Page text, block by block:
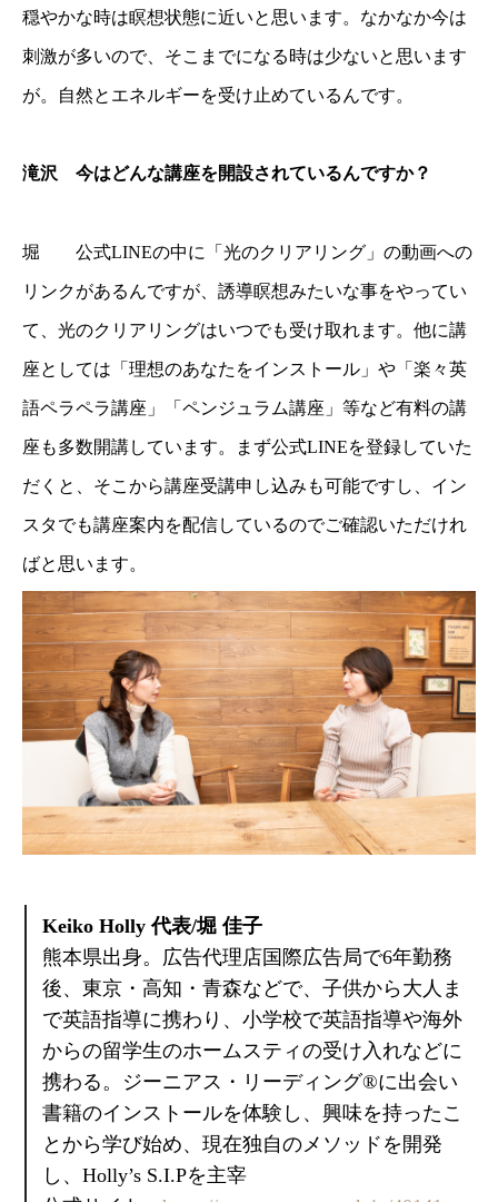
穏やかな時は瞑想状態に近いと思います。なかなか今は
刺激が多いので、そこまでになる時は少ないと思います
が。自然とエネルギーを受け止めているんです。
滝沢 今はどんな講座を開設されているんですか？
堀 公式LINEの中に「光のクリアリング」の動画への
リンクがあるんですが、誘導瞑想みたいな事をやってい
て、光のクリアリングはいつでも受け取れます。他に講
座としては「理想のあなたをインストール」や「楽々英
語ペラペラ講座」「ペンジュラム講座」等など有料の講
座も多数開講しています。まず公式LINEを登録していた
だくと、そこから講座受講申し込みも可能ですし、イン
スタでも講座案内を配信しているのでご確認いただけれ
ばと思います。
Keiko Holly 代表/堀 佳子
熊本県出身。広告代理店国際広告局で6年勤務
後、東京・高知・青森などで、子供から大人ま
で英語指導に携わり、小学校で英語指導や海外
からの留学生のホームスティの受け入れなどに
携わる。ジーニアス・リーディング®︎に出会い
書籍のインストールを体験し、興味を持ったこ
とから学び始め、現在独自のメソッドを開発
し、Holly’s S.I.Pを主宰